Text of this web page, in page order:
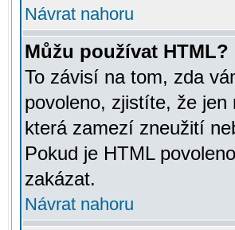
Návrat nahoru
Můžu používat HTML?
To závisí na tom, zda
povoleno, zjistíte, že
která zamezí zneužití
Pokud je HTML
zakázat.
Návrat nahoru